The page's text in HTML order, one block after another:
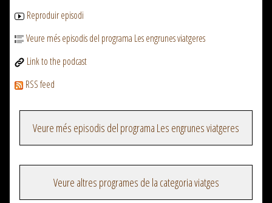
Reproduir episodi
Veure més episodis del programa Les engrunes viatgeres
Link to the podcast
RSS feed
Veure més episodis del programa Les engrunes viatgeres
Veure altres programes de la categoria viatges